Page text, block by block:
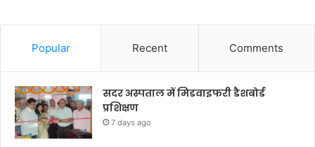
Popular Recent Comments
सदर अस्पताल में मिडवाइफरी डैशबोर्ड
प्रशिक्षण
7 days ago